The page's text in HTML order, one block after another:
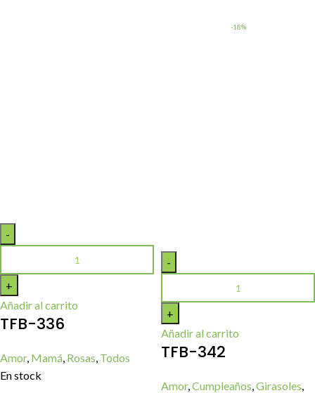
Añadir al carrito
TFB-336
Amor, Mamá, Rosas, Todos
En stock
-18%
Añadir al carrito
TFB-342
Amor,Cumpleaños,Girasoles,